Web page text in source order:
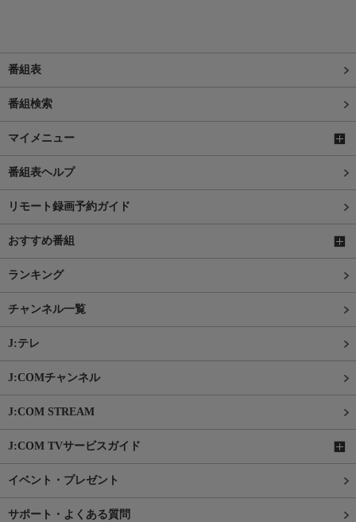
番組表
番組検索
マイメニュー
番組表ヘルプ
リモート録画予約ガイド
おすすめ番組
ランキング
チャンネル一覧
J:テレ
J:COMチャンネル
J:COM STREAM
J:COM TVサービスガイド
イベント・プレゼント
サポート・よくある質問